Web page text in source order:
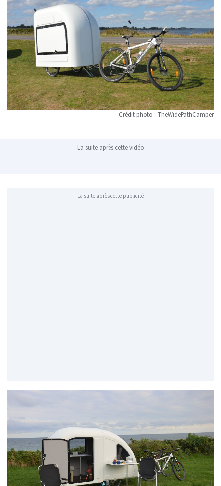
Crédit photo : TheWidePathCamper
La suite après cette vidéo
La suite après cette publicité